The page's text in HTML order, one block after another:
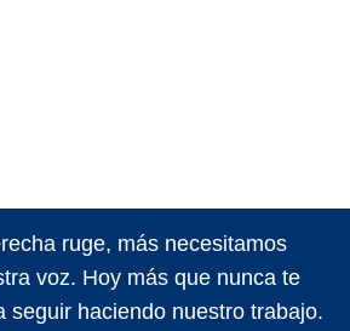
ruge, más necesitamos
voz. Hoy más que nunca te
seguir haciendo nuestro trabajo.